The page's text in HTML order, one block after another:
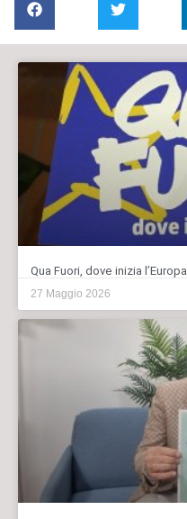
Qua Fuori, dove inizia l’Europa
27 Maggio 2026